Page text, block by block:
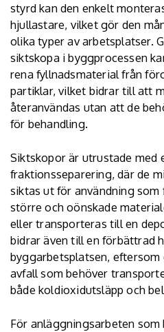
styrd kan den enkelt
hjullastare, vilket gör den
olika typer av arbetsplatser.
siktskopa i byggprocessen
rena fyllnadsmaterial från
partiklar, vilket bidrar till att
återanvändas utan att de
för behandling.
Siktskopor är utrustade
fraktionsseparering, där de
siktas ut för användning
större och oönskade
eller transporteras till en
bidrar även till en förbättrad
byggarbetsplatsen, eftersom
avfall som behöver
både koldioxidutsläpp och
För anläggningsarbeten